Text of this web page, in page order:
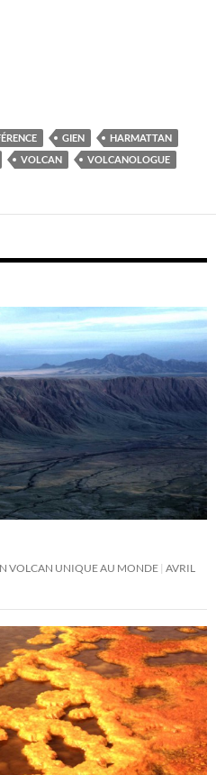
d’Asie et d’Océanie
GIEN
HARMATTAN
VOLCAN VOLCANOLOGUE
VOLCAN UNIQUE AU MONDE AVRIL